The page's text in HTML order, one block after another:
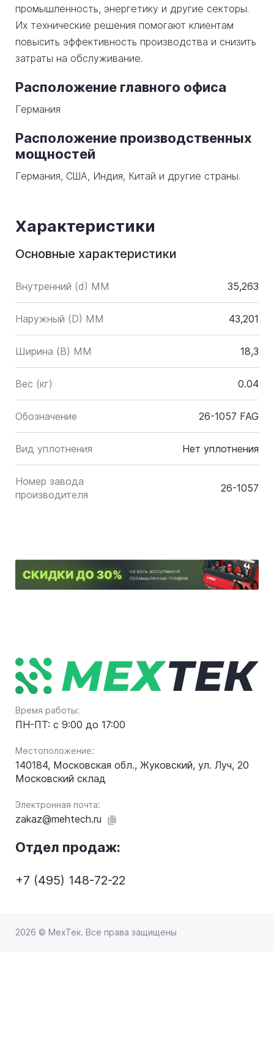
промышленность, энергетику и другие секторы.
Их технические решения помогают клиентам
повысить эффективность производства и снизить
затраты на обслуживание.
Расположение главного офиса
Германия
Расположение производственных
мощностей
Германия, США, Индия, Китай и другие страны.
Характеристики
Основные характеристики
Внутренний (d) ММ 35,263
Наружный (D) ММ 43,201
Ширина (B) MM 18,3
Вес (кг) 0.04
Обозначение 26-1057 FAG
Вид уплотнения Нет уплотнения
Номер завода
производителя
26-1057
Время работы:
ПН-ПТ: с 9:00 до 17:00
Местоположение:
140184, Московская обл., Жуковский, ул. Луч, 20
Московский склад
Электронная почта:
zakaz@mehtech.ru
Отдел продаж:
+7 (495) 148-72-22
2026 © МехТек. Все права защищены